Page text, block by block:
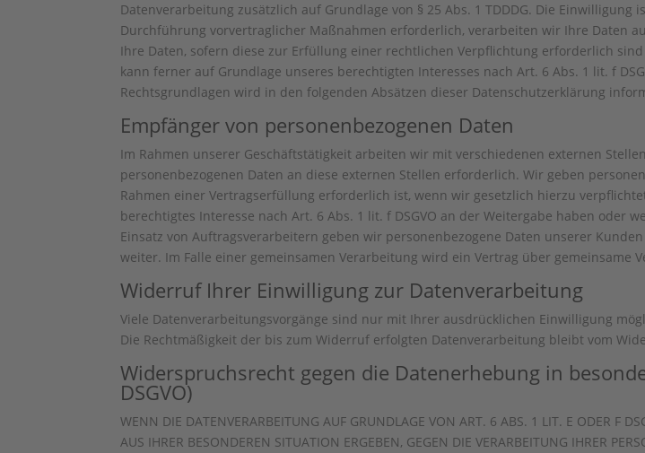
Datenverarbeitung zusätzlich auf Grundlage von § 25 Abs. 1 TDDDG. Die
Durchführung vorvertraglicher Maßnahmen erforderlich, verarbeiten wir Ihre Daten
Ihre Daten, sofern diese zur Erfüllung einer rechtlichen Verpflichtung erforderlich
kann ferner auf Grundlage unseres berechtigten Interesses nach Art. 6 Abs. 1 lit. f
Rechtsgrundlagen wird in den folgenden Absätzen dieser Datenschutzerklärung
Empfänger von personenbezogenen Daten
Im Rahmen unserer Geschäftstätigkeit arbeiten wir mit verschiedenen externen
personenbezogenen Daten an diese externen Stellen erforderlich. Wir geben
Rahmen einer Vertragserfüllung erforderlich ist, wenn wir gesetzlich hierzu
berechtigtes Interesse nach Art. 6 Abs. 1 lit. f DSGVO an der Weitergabe haben oder
Einsatz von Auftragsverarbeitern geben wir personenbezogene Daten unserer
weiter. Im Falle einer gemeinsamen Verarbeitung wird ein Vertrag über gemeinsame
Widerruf Ihrer Einwilligung zur Datenverarbeitung
Viele Datenverarbeitungsvorgänge sind nur mit Ihrer ausdrücklichen Einwilligung
Die Rechtmäßigkeit der bis zum Widerruf erfolgten Datenverarbeitung bleibt vom
Widerspruchsrecht gegen die Datenerhebung in
DSGVO)
WENN DIE DATENVERARBEITUNG AUF GRUNDLAGE VON ART. 6 ABS. 1 LIT. E ODER F
AUS IHRER BESONDEREN SITUATION ERGEBEN, GEGEN DIE VERARBEITUNG IHRER